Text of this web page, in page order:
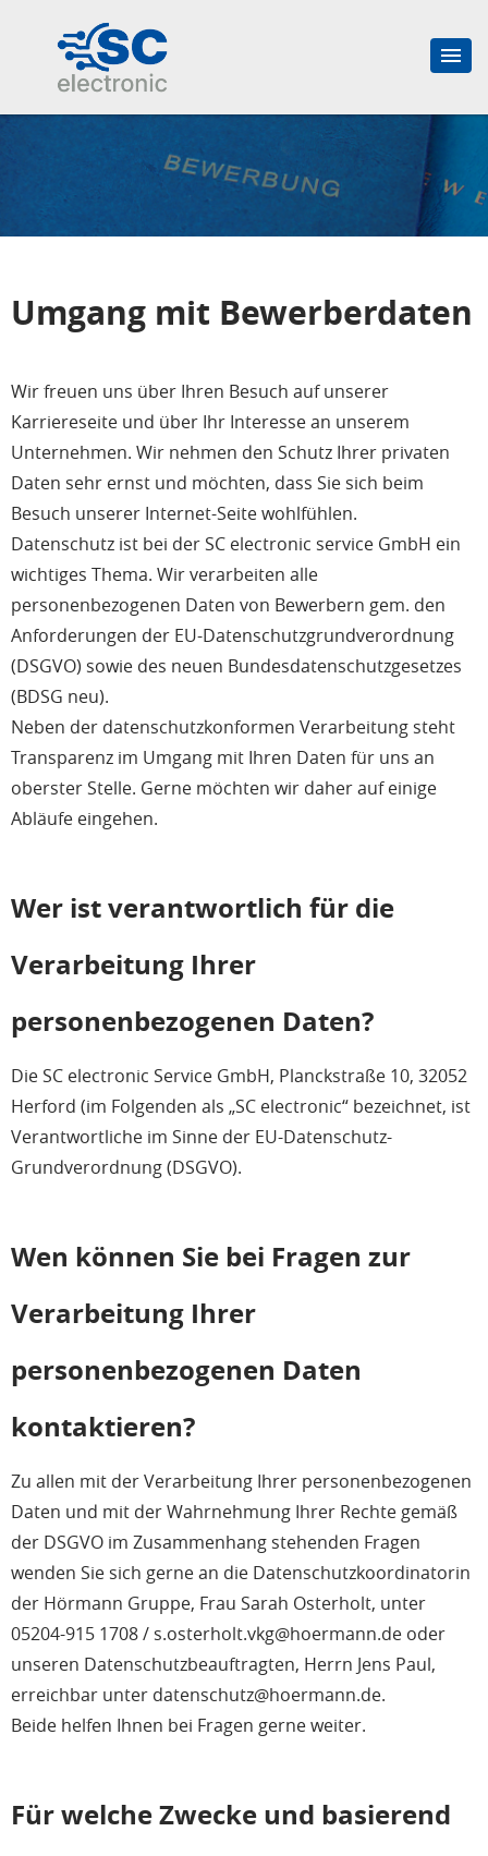
Umgang mit Bewerberdaten
Wir freuen uns über Ihren Besuch auf unserer
Karriereseite und über Ihr Interesse an unserem
Unternehmen. Wir nehmen den Schutz Ihrer privaten
Daten sehr ernst und möchten, dass Sie sich beim
Besuch unserer Internet-Seite wohlfühlen.
Datenschutz ist bei der SC electronic service GmbH ein
wichtiges Thema. Wir verarbeiten alle
personenbezogenen Daten von Bewerbern gem. den
Anforderungen der EU-Datenschutzgrundverordnung
(DSGVO) sowie des neuen Bundesdatenschutzgesetzes
(BDSG neu).
Neben der datenschutzkonformen Verarbeitung steht
Transparenz im Umgang mit Ihren Daten für uns an
oberster Stelle. Gerne möchten wir daher auf einige
Abläufe eingehen.
Wer ist verantwortlich für die
Verarbeitung Ihrer
personenbezogenen Daten?
Die SC electronic Service GmbH, Planckstraße 10, 32052
Herford (im Folgenden als „SC electronic“ bezeichnet, ist
Verantwortliche im Sinne der EU-Datenschutz-
Grundverordnung (DSGVO).
Wen können Sie bei Fragen zur
Verarbeitung Ihrer
personenbezogenen Daten
kontaktieren?
Zu allen mit der Verarbeitung Ihrer personenbezogenen
Daten und mit der Wahrnehmung Ihrer Rechte gemäß
der DSGVO im Zusammenhang stehenden Fragen
wenden Sie sich gerne an die Datenschutzkoordinatorin
der Hörmann Gruppe, Frau Sarah Osterholt, unter
05204-915 1708 / s.osterholt.vkg@hoermann.de oder
unseren Datenschutzbeauftragten, Herrn Jens Paul,
erreichbar unter datenschutz@hoermann.de.
Beide helfen Ihnen bei Fragen gerne weiter.
Für welche Zwecke und basierend